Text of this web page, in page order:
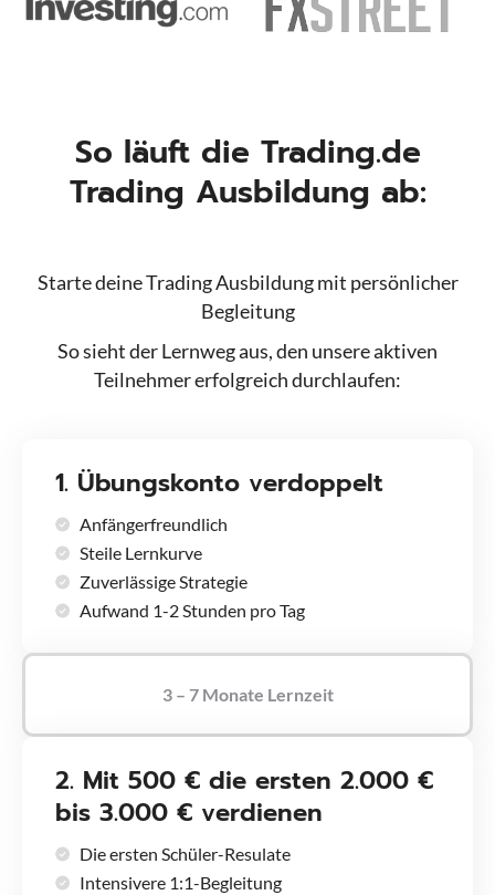
So läuft die Trading.de
Trading Ausbildung ab:
Starte deine Trading Ausbildung mit persönlicher
Begleitung
So sieht der Lernweg aus, den unsere aktiven
Teilnehmer erfolgreich durchlaufen:
1. Übungskonto verdoppelt
Anfängerfreundlich
Steile Lernkurve
Zuverlässige Strategie
Aufwand 1-2 Stunden pro Tag
3 – 7 Monate Lernzeit
2. Mit 500 € die ersten 2.000 €
bis 3.000 € verdienen
Die ersten Schüler-Resulate
Intensivere 1:1-Begleitung